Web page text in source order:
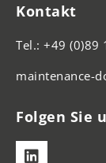
Kontakt
Tel.: +49 (0)89
maintenance-
Folgen Sie